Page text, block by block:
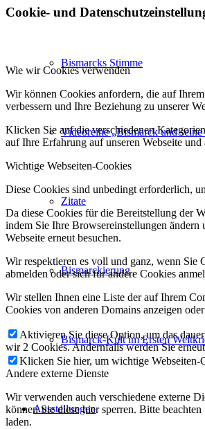
Bismarcks Stimme
Videoreihe „Bismarck und seine
Zitate
Bismarckierung
Bismarck-Kult im Ersten
Ausstellungen
Cookie- und
Wie wir Cookies verwenden
Wir können Cookies anfordern, die auf
verbessern und Ihre Beziehung zu unserer
Klicken Sie auf die verschiedenen
auf Ihre Erfahrung auf unseren Webseite
Wichtige Webseiten-Cookies
Diese Cookies sind unbedingt erforderlich,
Da diese Cookies für die Bereitstellung der
indem Sie Ihre Browsereinstellungen
Webseite erneut besuchen.
Wir respektieren es voll und ganz, wenn Sie
abmelden oder sich für andere Cookies
Wir stellen Ihnen eine Liste der auf Ihrem
Cookies von anderen Domains anzeigen
Aktivieren Sie diese Option, um das
wir 2 Cookies. Andernfalls werden Sie
Klicken Sie hier, um wichtige Webseiten-
Andere externe Dienste
Wir verwenden auch verschiedene externe
können Sie diese hier sperren. Bitte
laden.